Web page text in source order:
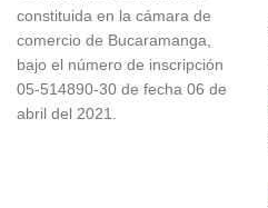
constituida en la cámara de
comercio de Bucaramanga,
bajo el número de inscripción
05-514890-30 de fecha 06 de
abril del 2021.